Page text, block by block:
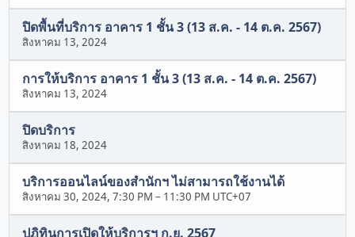
ปิดพื้นที่บริการ อาคาร 1 ชั้น 3 (13 ส.ค. - 14 ต.ค. 2567)
สิงหาคม 13, 2024
การให้บริการ อาคาร 1 ชั้น 3 (13 ส.ค. - 14 ต.ค. 2567)
สิงหาคม 13, 2024
ปิดบริการ
สิงหาคม 18, 2024
บริการออนไลน์ของสำนักฯ ไม่สามารถใช้งานได้
สิงหาคม 30, 2024, 7:30 PM – 11:30 PM UTC+07
ปฏิทินการเปิดให้บริการฯ ก.ย. 2567